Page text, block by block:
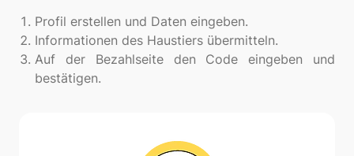
Profil erstellen und Daten eingeben.
Informationen des Haustiers übermitteln.
Auf der Bezahlseite den Code eingeben und
bestätigen.